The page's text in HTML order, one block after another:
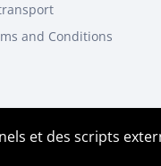
et des scripts
and Conditions